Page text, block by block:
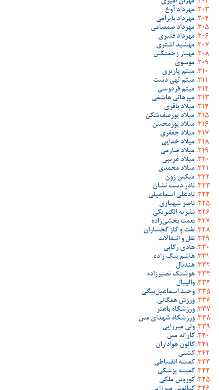
مهران امیری
مهرداد آوخ
مهرداد بایرامی
مهرداد صمصامی
مهرداد قنبری
مهشید اشتری
مهیار زحمتکش
موسوی
میثم پاریزی
میثم تهی دست
میثم فردوسی
میرهانی هاشمی
میلاد باقری
میلاد پورصف‌شکن
میلاد پورمحسن
میلاد جعفری
میلاد خدایی
میلاد صارمی
میلاد غریبی
میلاد محمدی
میکس زون
نادر دست نشان
نادعلی اسماعیلی
ناصر شهبازی
نشریه الکتریکی
نعمت بخشی‌زاده
نفت و گاز گچساران
نقل و انتقالات
هادی رکابی
هاشم بیگ زاده
هندبال
هوشنگ نصیرزاده
والیبال
وحید اسماعیل‌بیگی
ورزش همگانی
ورزشگاه باهنر
ورزشگاه شهدای مس
ولی میرزایی
کاراته مس
کانون هواداران
کشتی
کمیته انضباطی
کمیته پزشکی
کوروش ملکی